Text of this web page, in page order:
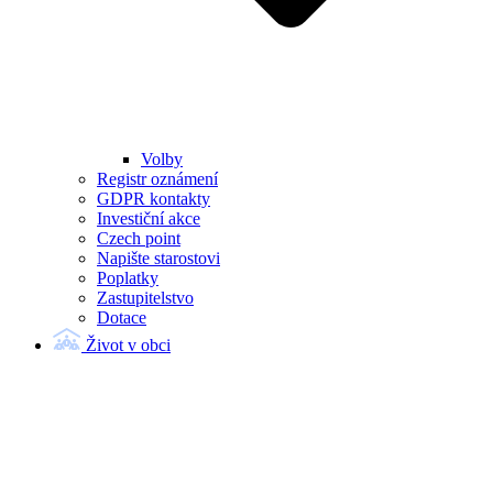
Volby
Registr oznámení
GDPR kontakty
Investiční akce
Czech point
Napište starostovi
Poplatky
Zastupitelstvo
Dotace
Život v obci